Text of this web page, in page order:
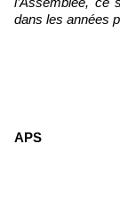
dans les années
APS